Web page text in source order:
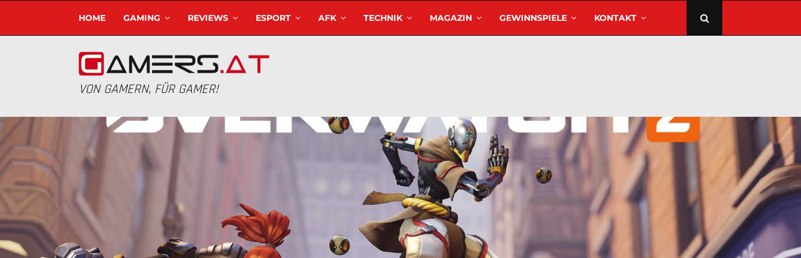
HOME GAMING REVIEWS ESPORT AFK TECHNIK MAGAZIN GEWINNSPIELE KONTAKT
VON GAMERN, FÜR GAMER!